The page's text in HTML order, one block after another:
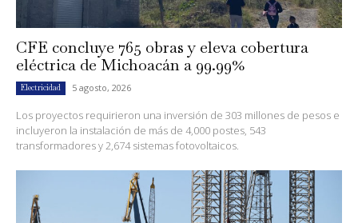
CFE concluye 765 obras y eleva cobertura
eléctrica de Michoacán a 99.99%
Electricidad 5 agosto, 2026
Los proyectos requirieron una inversión de 303 millones de pesos e
incluyeron la instalación de más de 4,000 postes, 543
transformadores y 2,674 sistemas fotovoltaicos.